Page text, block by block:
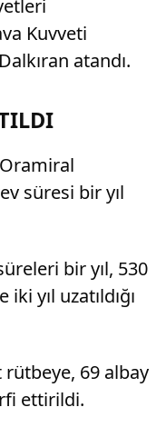
Kuvveti
atandı.
süresi bir yıl
bir yıl, 530
yıl uzatıldığı
69 albay
ettirildi.